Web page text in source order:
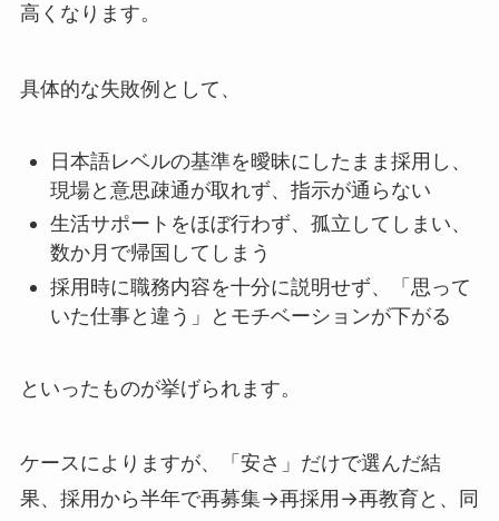
高くなります。
具体的な失敗例として、
日本語レベルの基準を曖昧にしたまま採用し、
現場と意思疎通が取れず、指示が通らない
生活サポートをほぼ行わず、孤立してしまい、
数か月で帰国してしまう
採用時に職務内容を十分に説明せず、「思って
いた仕事と違う」とモチベーションが下がる
といったものが挙げられます。
ケースによりますが、「安さ」だけで選んだ結
果、採用から半年で再募集→再採用→再教育と、同